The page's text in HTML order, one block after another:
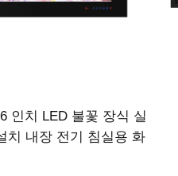
인치 LED 불꽃 장식 실
치 내장 전기 침실용 화